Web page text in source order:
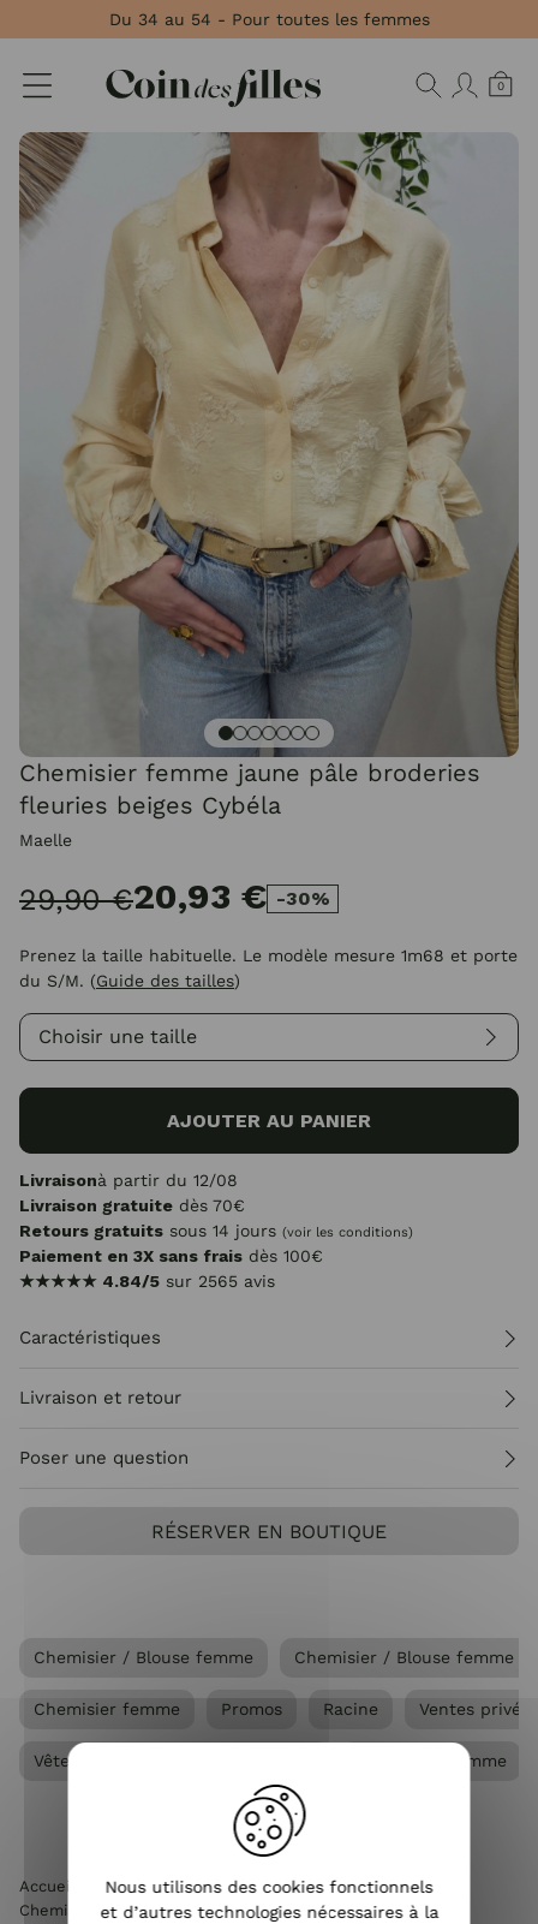
Du 34 au 54 - Pour toutes les femmes
0
Chemisier femme jaune pâle broderies
fleuries beiges Cybéla
Maelle
29,90 €20,93 € -30%
Prenez la taille habituelle. Le modèle mesure 1m68 et porte
du S/M. (Guide des tailles)
Choisir une taille
AJOUTER AU PANIER
Livraisonà partir du 12/08
Livraison gratuite dès 70€
Retours gratuits sous 14 jours (voir les conditions)
Paiement en 3X sans frais dès 100€
★★★★★ 4.84/5 sur 2565 avis
Caractéristiques
Livraison et retour
Poser une question
RÉSERVER EN BOUTIQUE
Chemisier / Blouse femme Chemisier / Blouse femme
Chemisier femme Promos Racine Ventes privées
Vêtements Grandes tailles femme Vêtements femme
Accueil Vêtements femme >Chemisier / Blouse femme
Chemisier femme >Chemisier femme jaune pâle broderies
Panneau de gestion des cookies
Nous utilisons des cookies fonctionnels
et d’autres technologies nécessaires à la